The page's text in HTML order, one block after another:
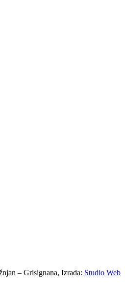
– Grisignana, Izrada: Studio Web